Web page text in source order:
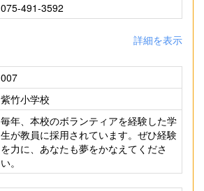
075-491-3592
詳細を表示
007
紫竹小学校
毎年、本校のボランティアを経験した学
生が教員に採用されています。ぜひ経験
を力に、あなたも夢をかなえてくださ
い。